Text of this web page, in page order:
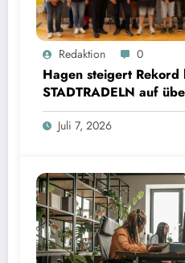
Redaktion 0
Hagen steigert Rekord
STADTRADELN auf
Kilometer und spart 35
Juli 7, 2026